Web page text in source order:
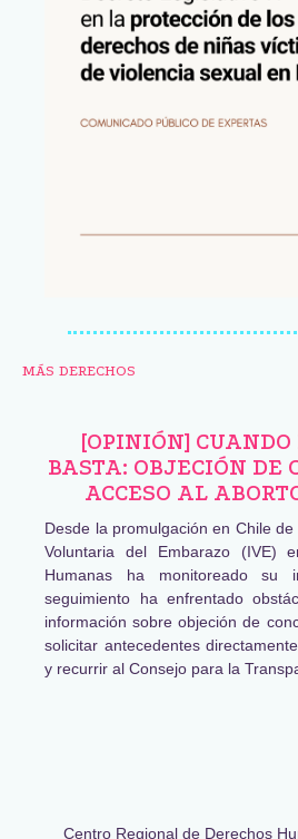
MÁS DERECHOS
[OPINIÓN]
BASTA: OBJECIÓN DE
ACCESO AL
Desde la promulgación en Chile
Voluntaria del Embarazo (IVE)
Humanas ha monitoreado su
seguimiento ha enfrentado
información sobre objeción de
solicitar antecedentes
y recurrir al Consejo para la
Centro Regional de Derechos